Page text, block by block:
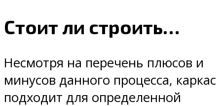
Стоит ли строить…
Несмотря на перечень плюсов и
минусов данного процесса, каркас
подходит для определенной